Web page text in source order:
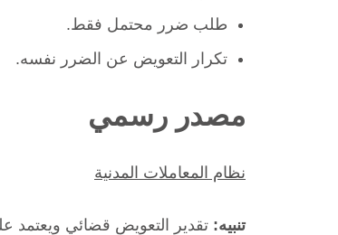
طلب ضرر محتمل فقط.
تكرار التعويض عن الضرر نفسه.
مصدر رسمي
نظام المعاملات المدنية
تنبيه: تقدير التعويض قضائي ويعتمد